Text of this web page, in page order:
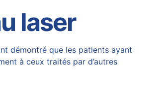
laser
démontré que les patients ayant
à ceux traités par d’autres